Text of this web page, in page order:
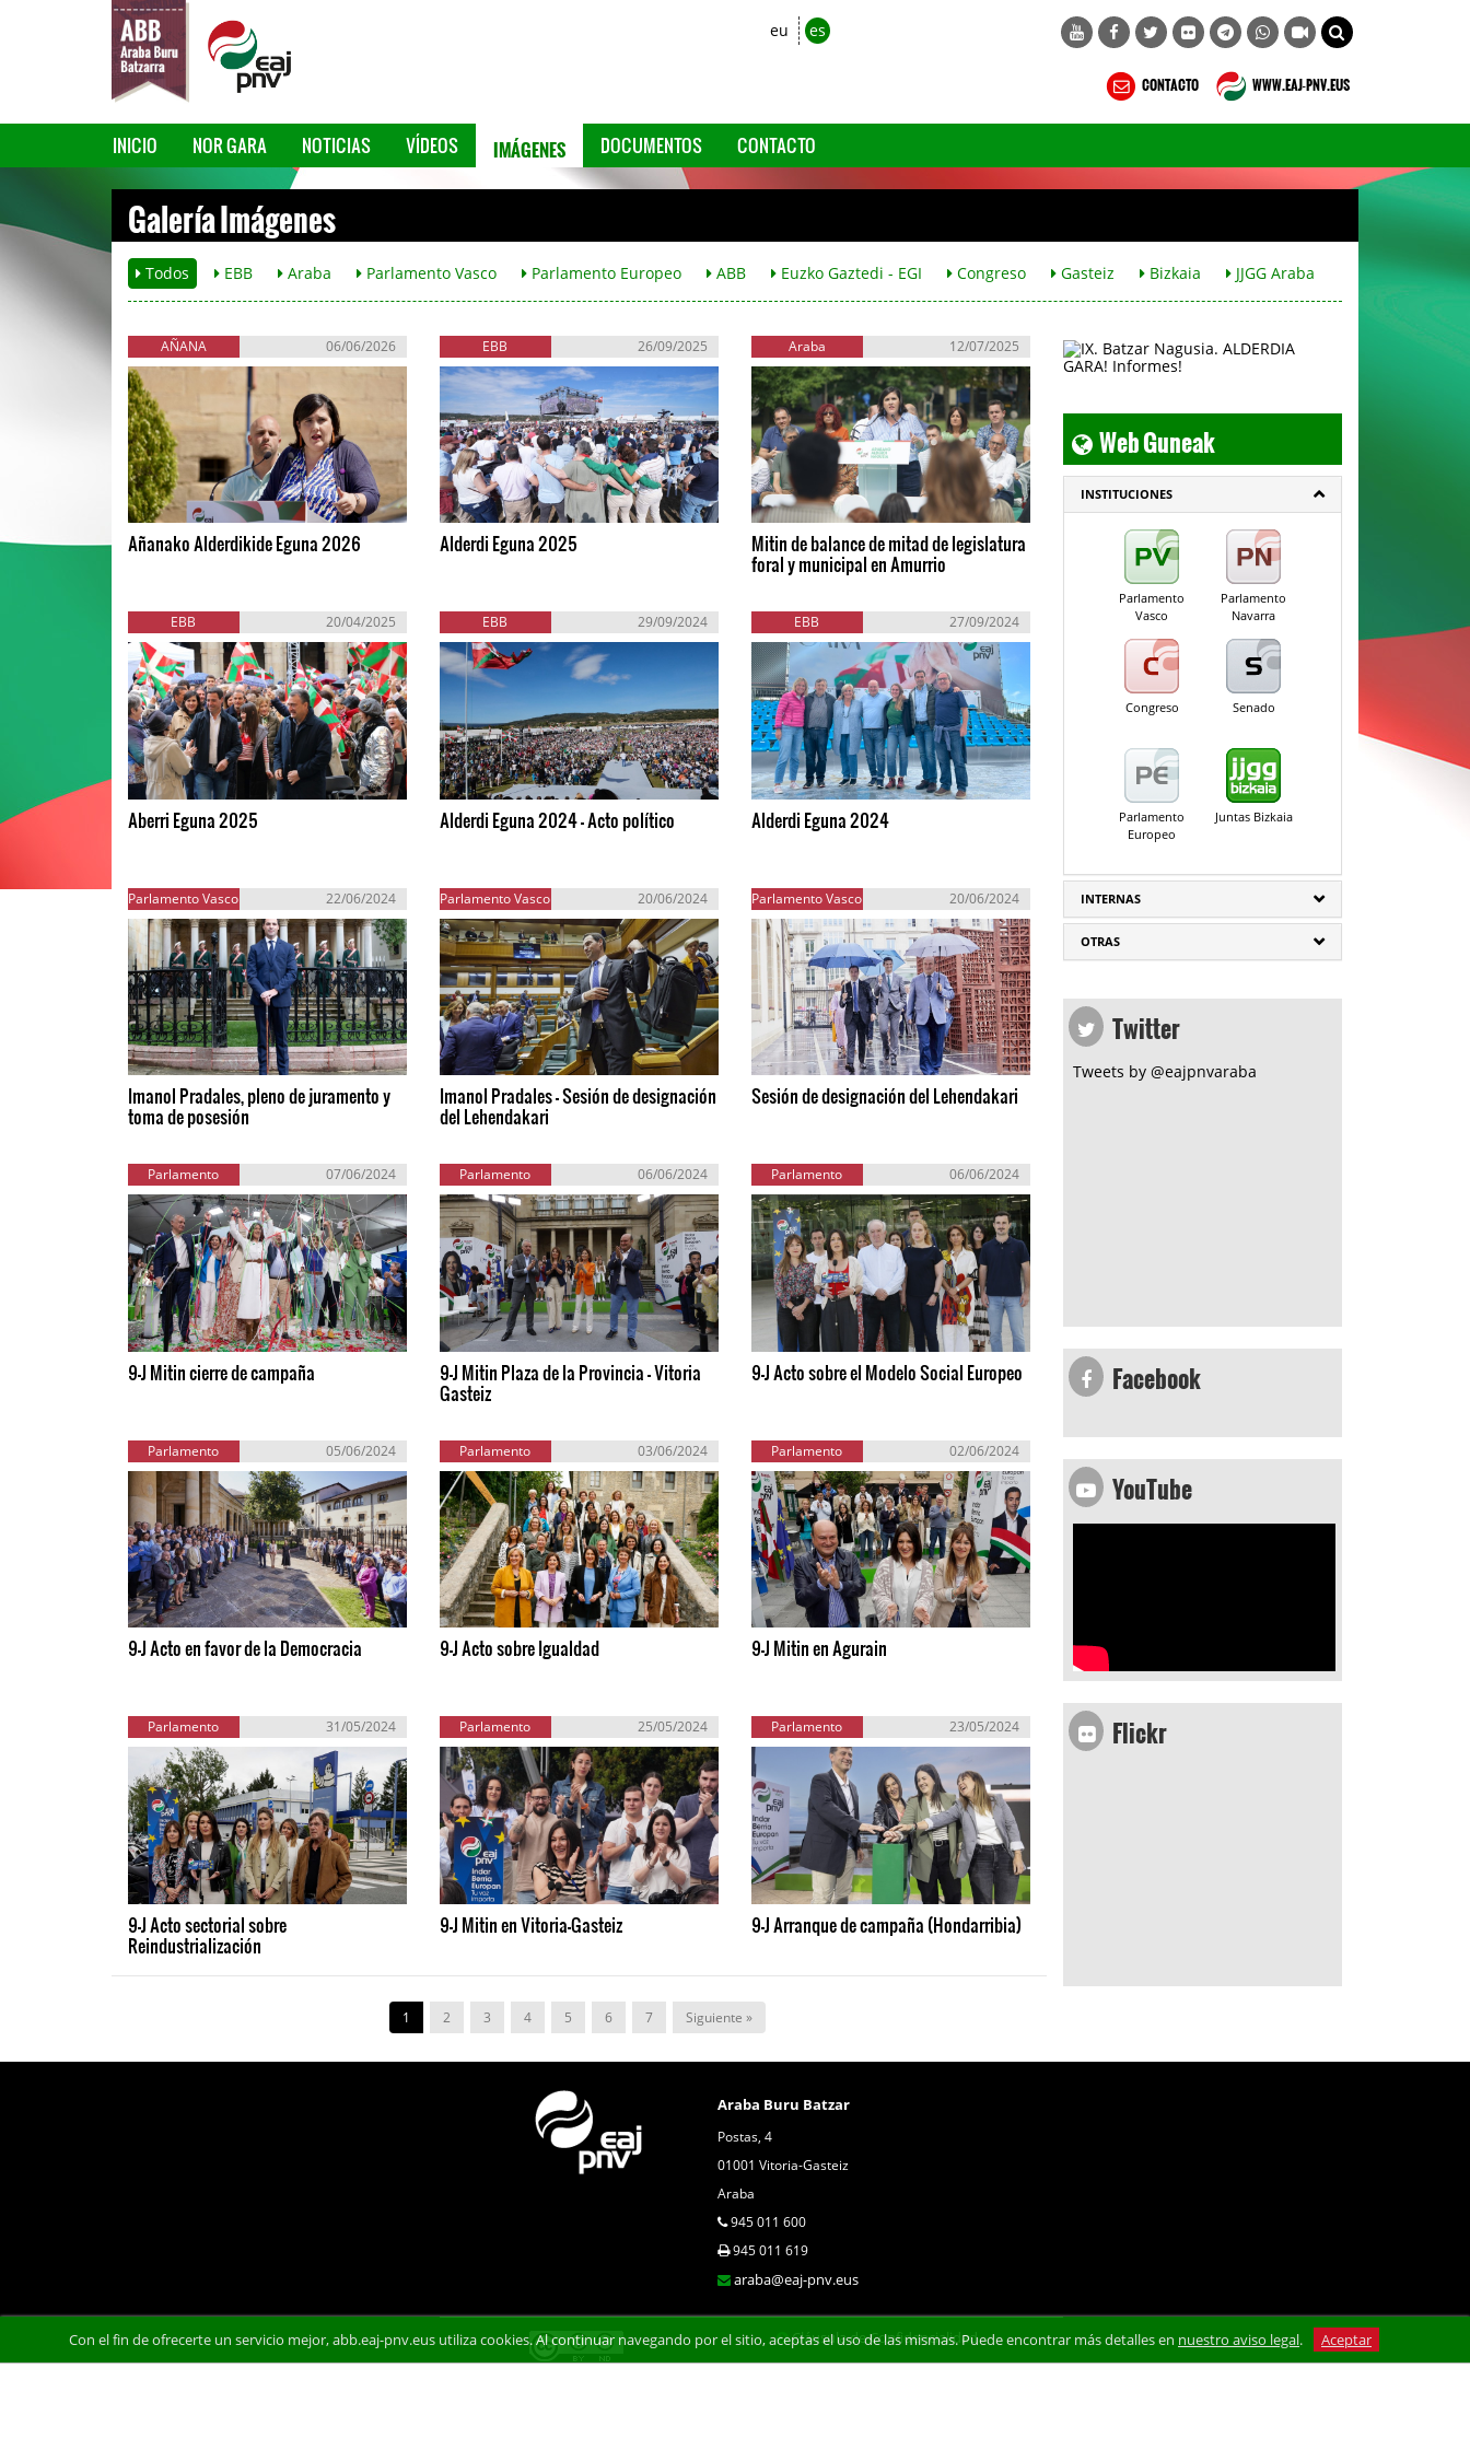
eu es
CONTACTO WWW.EAJ-PNV.EUS
INICIO NOR GARA NOTICIAS VÍDEOS IMÁGENES DOCUMENTOS CONTACTO
Galería Imágenes
Todos EBB Araba Parlamento Vasco Parlamento Europeo ABB Euzko Gaztedi - EGI Congreso Gasteiz Bizkaia JJGG Araba
AÑANA 06/06/2026
Añanako Alderdikide Eguna 2026
EBB 26/09/2025
Alderdi Eguna 2025
Araba 12/07/2025
Mitin de balance de mitad de legislatura
foral y municipal en Amurrio
EBB 20/04/2025
Aberri Eguna 2025
EBB 29/09/2024
Alderdi Eguna 2024 - Acto político
EBB 27/09/2024
Alderdi Eguna 2024
Parlamento Vasco 22/06/2024
Imanol Pradales, pleno de juramento y
toma de posesión
Parlamento Vasco 20/06/2024
Imanol Pradales - Sesión de designación
del Lehendakari
Parlamento Vasco 20/06/2024
Sesión de designación del Lehendakari
Parlamento
Europeo
07/06/2024
9-J Mitin cierre de campaña
Parlamento
Europeo
06/06/2024
9-J Mitin Plaza de la Provincia - Vitoria
Gasteiz
Parlamento
Europeo
06/06/2024
9-J Acto sobre el Modelo Social Europeo
Parlamento
Europeo
05/06/2024
9-J Acto en favor de la Democracia
Parlamento
Europeo
03/06/2024
9-J Acto sobre Igualdad
Parlamento
Europeo
02/06/2024
9-J Mitin en Agurain
Parlamento
Europeo
31/05/2024
9-J Acto sectorial sobre
Reindustrialización
Parlamento
Europeo
25/05/2024
9-J Mitin en Vitoria-Gasteiz
Parlamento
Europeo
23/05/2024
9-J Arranque de campaña (Hondarribia)
1 2 3 4 5 6 7 Siguiente »
Web Guneak
INSTITUCIONES
Parlamento
Vasco
Parlamento
Navarra
Congreso Senado
Parlamento
Europeo
Juntas Bizkaia
INTERNAS
OTRAS
Twitter
Tweets by @eajpnvaraba
Facebook
YouTube
Flickr
Araba Buru Batzar
Postas, 4
01001 Vitoria-Gasteiz
Araba
945 011 600
945 011 619
araba@eaj-pnv.eus
Cláusula de Confidencialidad
Con el fin de ofrecerte un servicio mejor, abb.eaj-pnv.eus utiliza cookies. Al continuar navegando por el sitio, aceptas el uso de las mismas. Puede encontrar más detalles en nuestro aviso legal. Aceptar